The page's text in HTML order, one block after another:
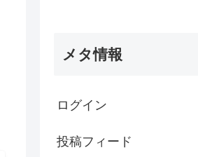
メタ情報
ログイン
投稿フィード